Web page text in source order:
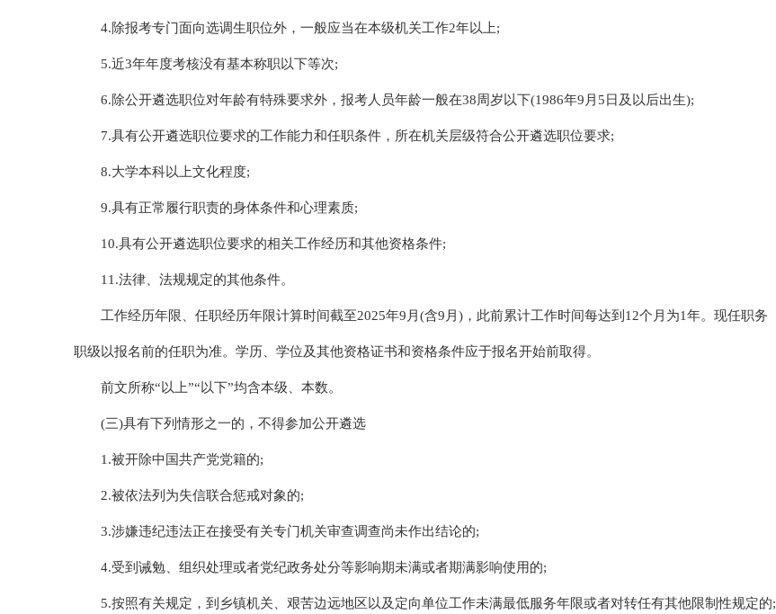
4.除报考专门面向选调生职位外，一般应当在本级机关工作2年以上;
5.近3年年度考核没有基本称职以下等次;
6.除公开遴选职位对年龄有特殊要求外，报考人员年龄一般在38周岁以下(1986年9月5日及以后出生);
7.具有公开遴选职位要求的工作能力和任职条件，所在机关层级符合公开遴选职位要求;
8.大学本科以上文化程度;
9.具有正常履行职责的身体条件和心理素质;
10.具有公开遴选职位要求的相关工作经历和其他资格条件;
11.法律、法规规定的其他条件。
工作经历年限、任职经历年限计算时间截至2025年9月(含9月)，此前累计工作时间每达到12个月为1年。现任职务
职级以报名前的任职为准。学历、学位及其他资格证书和资格条件应于报名开始前取得。
前文所称“以上”“以下”均含本级、本数。
(三)具有下列情形之一的，不得参加公开遴选
1.被开除中国共产党党籍的;
2.被依法列为失信联合惩戒对象的;
3.涉嫌违纪违法正在接受有关专门机关审查调查尚未作出结论的;
4.受到诫勉、组织处理或者党纪政务处分等影响期未满或者期满影响使用的;
5.按照有关规定，到乡镇机关、艰苦边远地区以及定向单位工作未满最低服务年限或者对转任有其他限制性规定的;